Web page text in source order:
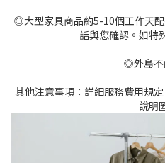
◎大型家具商品約5-10個工作天
話與您確認。如特
◎外島不
其他注意事項：詳細服務費用規
說明